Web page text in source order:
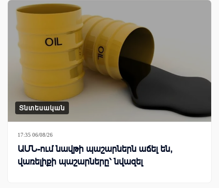
Տնտեսական
17:35 06/08/26
ԱՄՆ-ում նավթի պաշարներն աճել են,
վառելիքի պաշարները՝ նվազել